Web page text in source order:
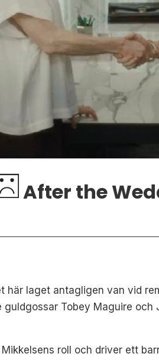
After the
här laget antagligen van vid
Tobey Maguire
roll och driver ett